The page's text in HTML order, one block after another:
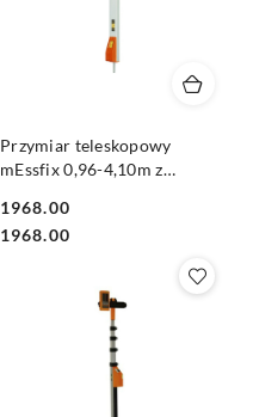
Przymiar teleskopowy
mEssfix 0,96-4,10m z
Cena:
1968.00
Cena:
1968.00